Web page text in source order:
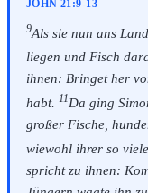
JOHN 21:9-13
9Als sie nun ans
liegen und Fisch
ihnen: Bringet her
habt. 11Da ging
großer Fische,
wiewohl ihrer so
spricht zu ihnen: